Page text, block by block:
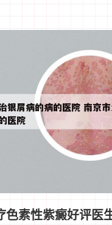
色素性紫癜好评医